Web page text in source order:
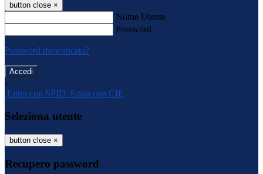
button close ×
Nome Utente
Password
Password dimenticata?
-
Entra con SPID Entra con CIE
Seleziona utente
button close ×
Recupero password